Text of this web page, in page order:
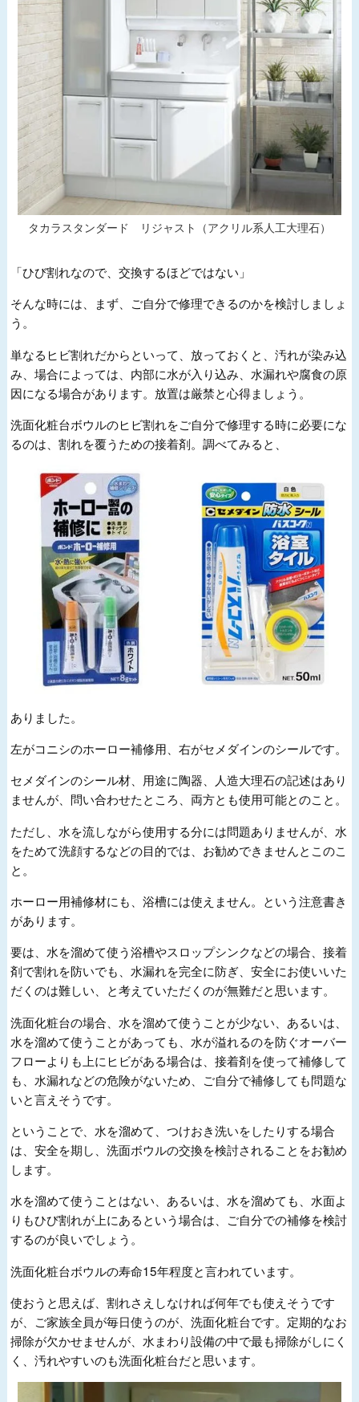
タカラスタンダード リジャスト（アクリル系人工大理石）
「ひび割れなので、交換するほどではない」
そんな時には、まず、ご自分で修理できるのかを検討しましょ
う。
単なるヒビ割れだからといって、放っておくと、汚れが染み込
み、場合によっては、内部に水が入り込み、水漏れや腐食の原
因になる場合があります。放置は厳禁と心得ましょう。
洗面化粧台ボウルのヒビ割れをご自分で修理する時に必要にな
るのは、割れを覆うための接着剤。調べてみると、
ありました。
左がコニシのホーロー補修用、右がセメダインのシールです。
セメダインのシール材、用途に陶器、人造大理石の記述はあり
ませんが、問い合わせたところ、両方とも使用可能とのこと。
ただし、水を流しながら使用する分には問題ありませんが、水
をためて洗顔するなどの目的では、お勧めできませんとこのこ
と。
ホーロー用補修材にも、浴槽には使えません。という注意書き
があります。
要は、水を溜めて使う浴槽やスロップシンクなどの場合、接着
剤で割れを防いでも、水漏れを完全に防ぎ、安全にお使いいた
だくのは難しい、と考えていただくのが無難だと思います。
洗面化粧台の場合、水を溜めて使うことが少ない、あるいは、
水を溜めて使うことがあっても、水が溢れるのを防ぐオーバー
フローよりも上にヒビがある場合は、接着剤を使って補修して
も、水漏れなどの危険がないため、ご自分で補修しても問題な
いと言えそうです。
ということで、水を溜めて、つけおき洗いをしたりする場合
は、安全を期し、洗面ボウルの交換を検討されることをお勧め
します。
水を溜めて使うことはない、あるいは、水を溜めても、水面よ
りもひび割れが上にあるという場合は、ご自分での補修を検討
するのが良いでしょう。
洗面化粧台ボウルの寿命15年程度と言われています。
使おうと思えば、割れさえしなければ何年でも使えそうです
が、ご家族全員が毎日使うのが、洗面化粧台です。定期的なお
掃除が欠かせませんが、水まわり設備の中で最も掃除がしにく
く、汚れやすいのも洗面化粧台だと思います。